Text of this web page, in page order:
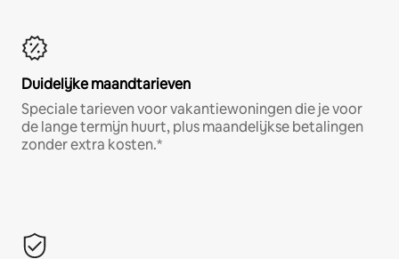
Duidelijke maandtarieven
Speciale tarieven voor vakantiewoningen die je voor
de lange termijn huurt, plus maandelijkse betalingen
zonder extra kosten.*